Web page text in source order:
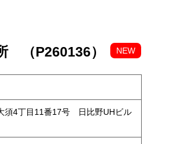
（P260136） NEW
須4丁目11番17号 日比野UHビル